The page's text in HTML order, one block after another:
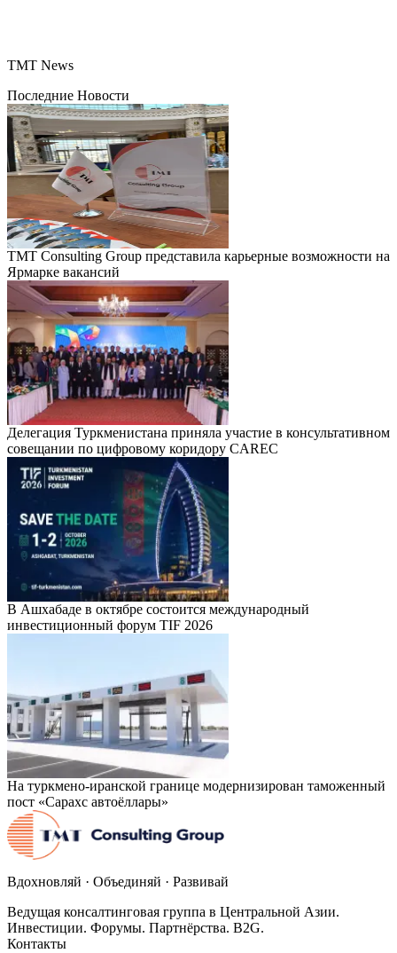
TMT News
Последние Новости
TMT Consulting Group представила карьерные возможности на
Ярмарке вакансий
Делегация Туркменистана приняла участие в консультативном
совещании по цифровому коридору CAREC
В Ашхабаде в октябре состоится международный
инвестиционный форум TIF 2026
На туркмено-иранской границе модернизирован таможенный
пост «Сарахс автоёллары»
Вдохновляй · Объединяй · Развивай
Ведущая консалтинговая группа в Центральной Азии.
Инвестиции. Форумы. Партнёрства. B2G.
Контакты